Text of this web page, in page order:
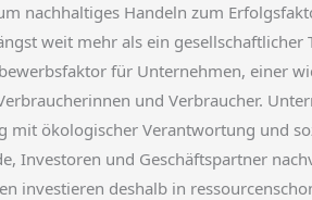
nachhaltiges Handeln zum
weit mehr als ein gesellschaftlicher
für Unternehmen, einer
und Verbraucher.
mit ökologischer Verantwortung und
Investoren und Geschäftspartner
investieren deshalb in